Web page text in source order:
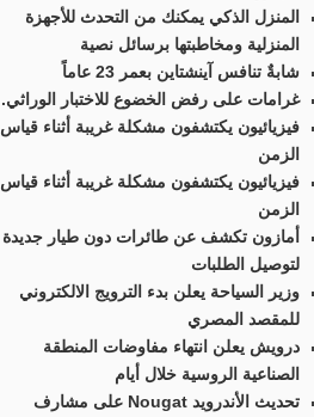
المنزل الذكي يمكنك من التحدث للأجهزة
المنزلية ومخاطبتها برسائل نصية
شابةٌ تنافس آينشتاين بعمر 23 عاماً
غرامات على رفض الخضوع للاختبار الوراثي.
فيزيائيون يكتشفون مشكلة غريبة أثناء قياس
الزمن
فيزيائيون يكتشفون مشكلة غريبة أثناء قياس
الزمن
أمازون تكشف عن طائرات دون طيار جديدة
لتوصيل الطلبات
وزير السياحة يعلن بدء الترويج الالكتروني
للمقصد المصري
درويش يعلن انتهاء مفاوضات المنطقة
الصناعية الروسية خلال أيام
تحديث الأندرويد Nougat على مشارف